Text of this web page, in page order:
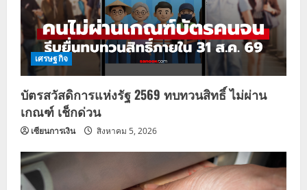
เศรษฐกิจ
บัตรสวัสดิการแห่งรัฐ 2569 ทบทวนสิทธิ์ ไม่ผ่าน
เกณฑ์ เช็กด่วน
เซียนการเงิน สิงหาคม 5, 2026